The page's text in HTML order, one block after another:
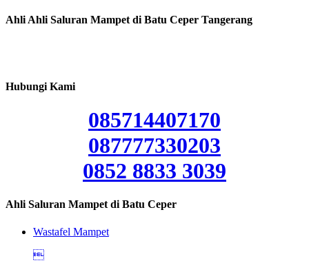
Ahli Ahli Saluran Mampet di Batu Ceper Tangerang
Hubungi Kami
085714407170
087777330203
0852 8833 3039
Ahli Saluran Mampet di Batu Ceper
Wastafel Mampet
